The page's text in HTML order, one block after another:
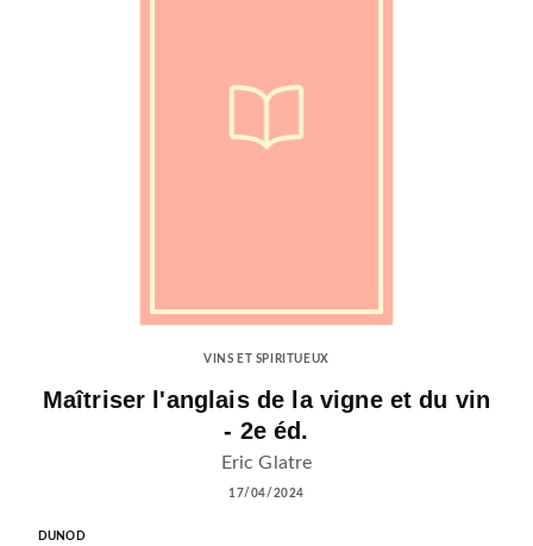
VINS ET SPIRITUEUX
Maîtriser l'anglais de la vigne et du vin
- 2e éd.
Eric Glatre
17/04/2024
DUNOD